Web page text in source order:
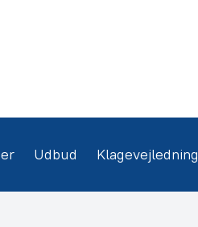
Udbud Klagevejledning